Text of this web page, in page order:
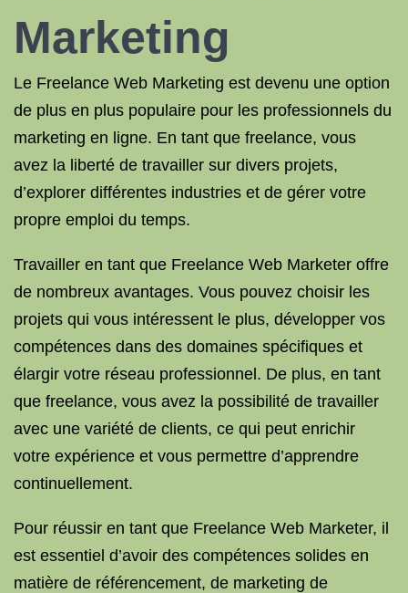
Marketing
Le Freelance Web Marketing est devenu une option
de plus en plus populaire pour les professionnels du
marketing en ligne. En tant que freelance, vous
avez la liberté de travailler sur divers projets,
d’explorer différentes industries et de gérer votre
propre emploi du temps.
Travailler en tant que Freelance Web Marketer offre
de nombreux avantages. Vous pouvez choisir les
projets qui vous intéressent le plus, développer vos
compétences dans des domaines spécifiques et
élargir votre réseau professionnel. De plus, en tant
que freelance, vous avez la possibilité de travailler
avec une variété de clients, ce qui peut enrichir
votre expérience et vous permettre d’apprendre
continuellement.
Pour réussir en tant que Freelance Web Marketer, il
est essentiel d’avoir des compétences solides en
matière de référencement, de marketing de